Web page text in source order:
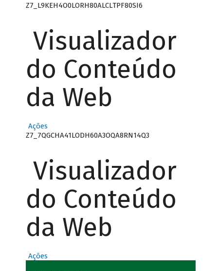
Z7_L9KEH4O0LORH80ALCLTPF80SI6
Visualizador
do Conteúdo
da Web
Ações
Z7_7QGCHA41LODH60A3OQA8RN14Q3
Visualizador
do Conteúdo
da Web
Ações